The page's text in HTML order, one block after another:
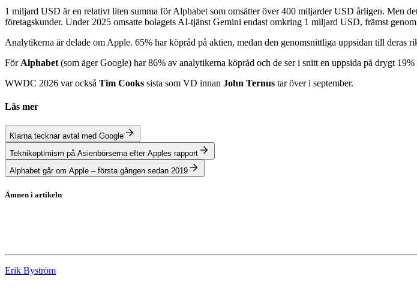
1 miljard USD är en relativt liten summa för Alphabet som omsätter över 400 miljarder USD årligen. Men
företagskunder. Under 2025 omsatte bolagets AI-tjänst Gemini endast omkring 1 miljard USD, främst
Analytikerna är delade om Apple. 65% har köpråd på aktien, medan den genomsnittliga uppsidan till deras
För Alphabet (som äger Google) har 86% av analytikerna köpråd och de ser i snitt en uppsida på drygt 19%
WWDC 2026 var också Tim Cooks sista som VD innan John Ternus tar över i september.
Läs mer
Klarna tecknar avtal med Google
Teknikoptimism på Asienbörserna efter Apples rapport
Alphabet går om Apple – första gången sedan 2019
Ämnen i artikeln
Erik Byström